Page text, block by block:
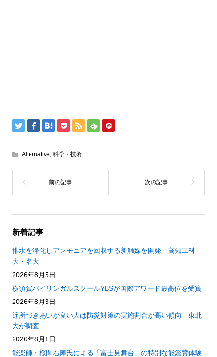
Alternative, 科学・技術
新着記事
排水を浄化しアンモニアを回収する新触媒を開発 高知工科
大・名大
2026年8月5日
横須賀バイリンガルスクールYBSが国際アワード最高位を受賞
2026年8月3日
近所づきあいが良い人は防災対策の実施割合が高い傾向 東北
大が調査
2026年8月1日
能楽師・桜間右陣氏による「富士見舞台」の特別な能鑑賞体験